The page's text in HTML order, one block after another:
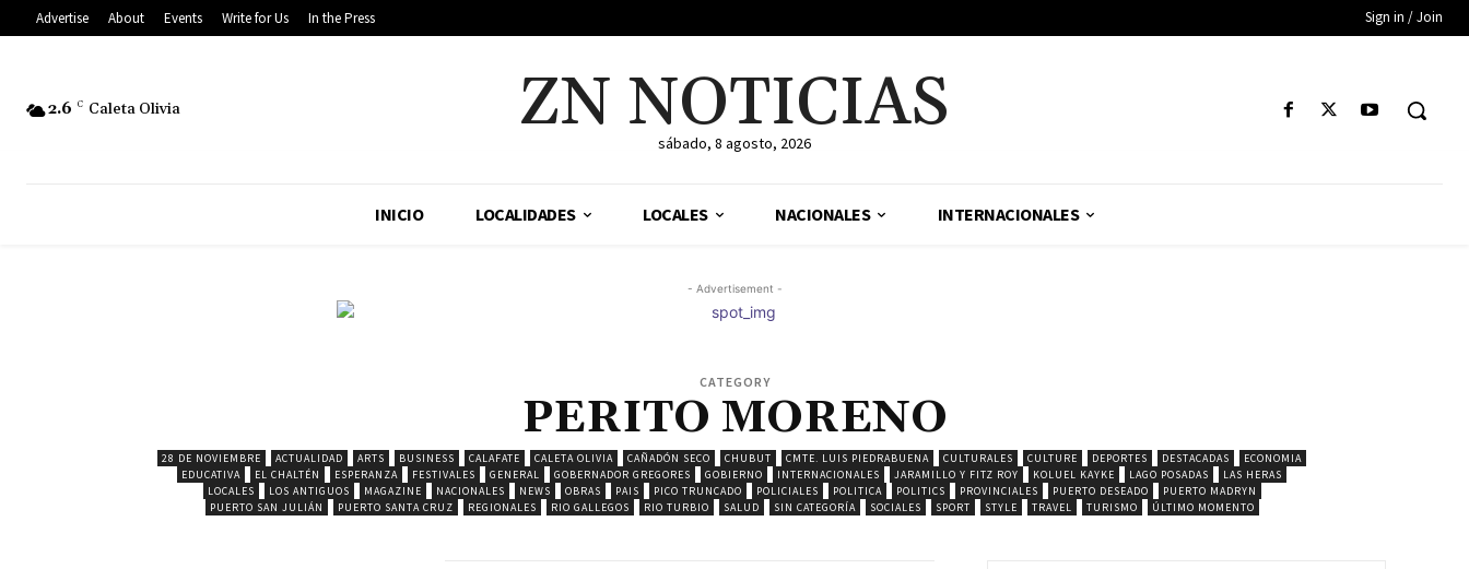
Advertise About Events Write for Us In the Press Sign in / Join
2.6 C Caleta Olivia ZN NOTICIAS
sábado, 8 agosto, 2026
INICIO LOCALIDADES LOCALES NACIONALES INTERNACIONALES
- Advertisement -
CATEGORY
PERITO MORENO
28 DE NOVIEMBRE ACTUALIDAD ARTS BUSINESS CALAFATE CALETA OLIVIA CAÑADÓN SECO CHUBUT CMTE. LUIS PIEDRABUENA CULTURALES CULTURE DEPORTES DESTACADAS
ECONOMIA
EDUCATIVA
EL CHALTÉN ESPERANZA FESTIVALES GENERAL GOBERNADOR GREGORES GOBIERNO INTERNACIONALES JARAMILLO Y FITZ ROY KOLUEL KAYKE LAGO POSADAS
LAS HERAS
LOCALES
LOS ANTIGUOS MAGAZINE NACIONALES NEWS OBRAS PAIS PICO TRUNCADO POLICIALES POLITICA POLITICS PROVINCIALES PUERTO DESEADO
PUERTO MADRYN
PUERTO SAN JULIÁN
PUERTO SANTA CRUZ REGIONALES RIO GALLEGOS RIO TURBIO SALUD SIN CATEGORÍA SOCIALES SPORT STYLE TRAVEL TURISMO ÚLTIMO MOMENTO